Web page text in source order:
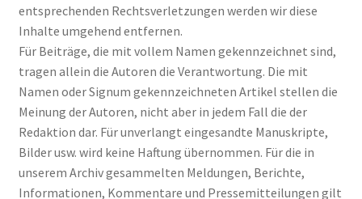
entsprechenden Rechtsverletzungen werden wir diese
Inhalte umgehend entfernen.
Für Beiträge, die mit vollem Namen gekennzeichnet sind,
tragen allein die Autoren die Verantwortung. Die mit
Namen oder Signum gekennzeichneten Artikel stellen die
Meinung der Autoren, nicht aber in jedem Fall die der
Redaktion dar. Für unverlangt eingesandte Manuskripte,
Bilder usw. wird keine Haftung übernommen. Für die in
unserem Archiv gesammelten Meldungen, Berichte,
Informationen, Kommentare und Pressemitteilungen gilt